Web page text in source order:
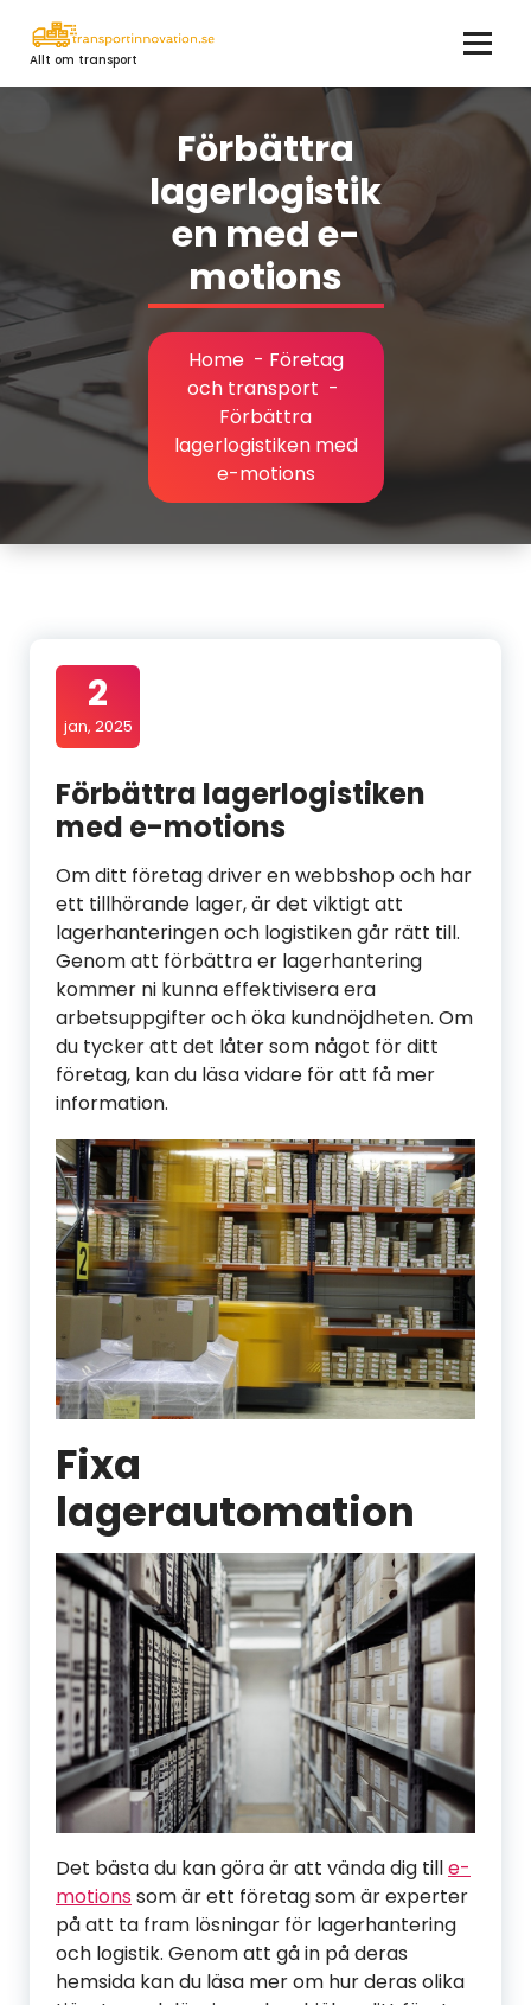
content
Allt om transport
Förbättra
lagerlogistik
en med e-
motions
Home- Företag
och transport -
Förbättra
lagerlogistiken med
e-motions
2
jan, 2025
Förbättra lagerlogistiken
med e-motions
Om ditt företag driver en webbshop och har
ett tillhörande lager, är det viktigt att
lagerhanteringen och logistiken går rätt till.
Genom att förbättra er lagerhantering
kommer ni kunna effektivisera era
arbetsuppgifter och öka kundnöjdheten. Om
du tycker att det låter som något för ditt
företag, kan du läsa vidare för att få mer
information.
Fixa
lagerautomation
Det bästa du kan göra är att vända dig tille-
motionssom är ett företag som är experter
på att ta fram lösningar för lagerhantering
och logistik. Genom att gå in på deras
hemsida kan du läsa mer om hur deras olika